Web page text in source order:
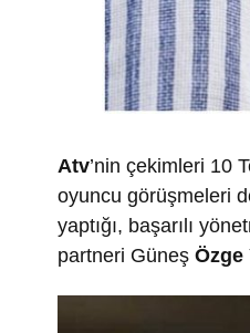
Atv’nin çekimleri 10
oyuncu görüşmeleri
yaptığı, başarılı
partneri Güneş Özge